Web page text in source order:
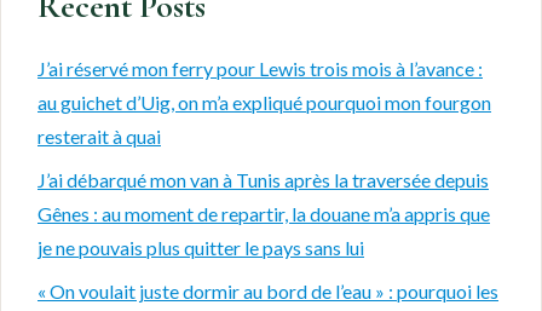
J’ai réservé mon ferry pour Lewis trois mois à l’avance :
au guichet d’Uig, on m’a expliqué pourquoi mon fourgon
resterait à quai
J’ai débarqué mon van à Tunis après la traversée depuis
Gênes : au moment de repartir, la douane m’a appris que
je ne pouvais plus quitter le pays sans lui
« On voulait juste dormir au bord de l’eau » : pourquoi les